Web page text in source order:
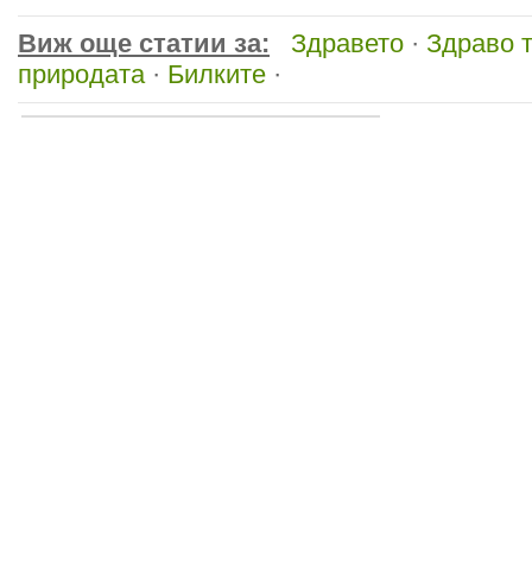
Виж още статии за: Здравето · Здраво
природата· Билките ·